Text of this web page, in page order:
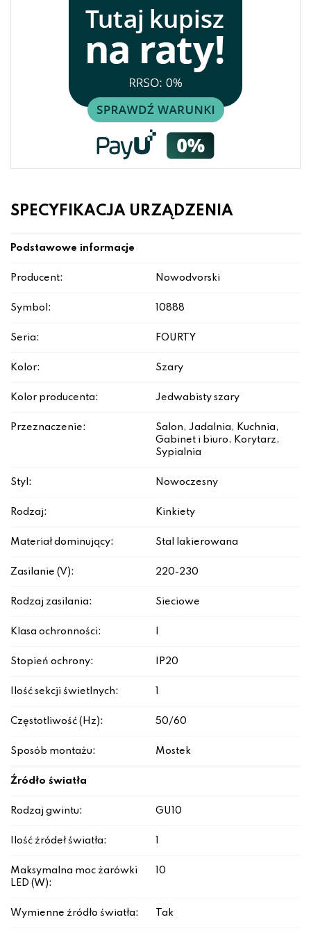
SPECYFIKACJA URZĄDZENIA
Podstawowe informacje
Producent: Nowodvorski
Symbol: 10888
Seria: FOURTY
Kolor: Szary
Kolor producenta: Jedwabisty szary
Przeznaczenie:
Salon, Jadalnia, Kuchnia,
Gabinet i biuro, Korytarz,
Sypialnia
Styl: Nowoczesny
Rodzaj: Kinkiety
Materiał dominujący: Stal lakierowana
Zasilanie (V): 220-230
Rodzaj zasilania: Sieciowe
Klasa ochronności:
Stopień ochrony: IP20
Ilość sekcji świetlnych:
Częstotliwość (Hz): 50/60
Sposób montażu: Mostek
Źródło światła
Rodzaj gwintu: GU10
Ilość źródeł światła:
Maksymalna moc żarówki
LED (W):
10
Wymienne źródło światła: Tak